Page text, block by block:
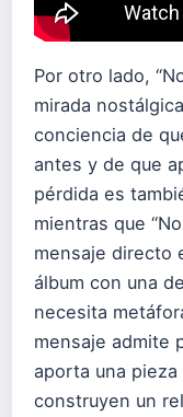
Por otro lado,
mirada
conciencia de
antes y de que
pérdida es
mientras que
mensaje directo
álbum con una
necesita
mensaje admite
aporta una
construyen un